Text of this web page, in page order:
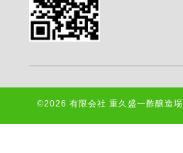
©2026 有限会社 重久盛一酢醸造場